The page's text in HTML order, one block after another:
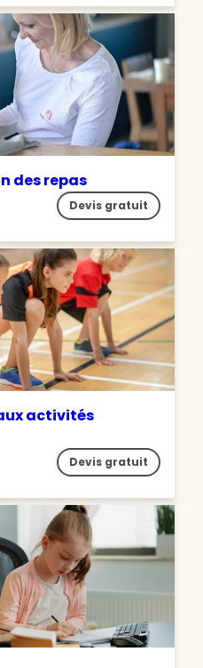
des repas
Devis gratuit
activités
Devis gratuit